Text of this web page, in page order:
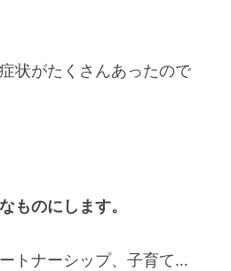
状がたくさんあったので
ものにします。
トナーシップ、子育て…